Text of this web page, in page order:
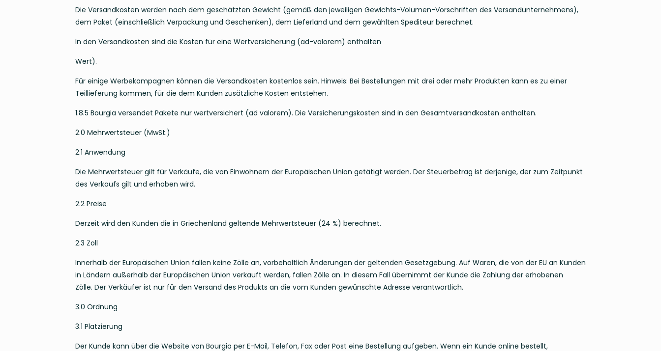
Die Versandkosten werden nach dem geschätzten Gewicht (gemäß den jeweiligen Gewichts-Volumen-Vorschriften des Versandunternehmens),
dem Paket (einschließlich Verpackung und Geschenken), dem Lieferland und dem gewählten Spediteur berechnet.
In den Versandkosten sind die Kosten für eine Wertversicherung (ad-valorem) enthalten
Wert).
Für einige Werbekampagnen können die Versandkosten kostenlos sein. Hinweis: Bei Bestellungen mit drei oder mehr Produkten kann es zu einer
Teillieferung kommen, für die dem Kunden zusätzliche Kosten entstehen.
1.8.5 Bourgia versendet Pakete nur wertversichert (ad valorem). Die Versicherungskosten sind in den Gesamtversandkosten enthalten.
2.0 Mehrwertsteuer (MwSt.)
2.1 Anwendung
Die Mehrwertsteuer gilt für Verkäufe, die von Einwohnern der Europäischen Union getätigt werden. Der Steuerbetrag ist derjenige, der zum Zeitpunkt
des Verkaufs gilt und erhoben wird.
2.2 Preise
Derzeit wird den Kunden die in Griechenland geltende Mehrwertsteuer (24 %) berechnet.
2.3 Zoll
Innerhalb der Europäischen Union fallen keine Zölle an, vorbehaltlich Änderungen der geltenden Gesetzgebung. Auf Waren, die von der EU an Kunden
in Ländern außerhalb der Europäischen Union verkauft werden, fallen Zölle an. In diesem Fall übernimmt der Kunde die Zahlung der erhobenen
Zölle. Der Verkäufer ist nur für den Versand des Produkts an die vom Kunden gewünschte Adresse verantwortlich.
3.0 Ordnung
3.1 Platzierung
Der Kunde kann über die Website von Bourgia per E-Mail, Telefon, Fax oder Post eine Bestellung aufgeben. Wenn ein Kunde online bestellt,